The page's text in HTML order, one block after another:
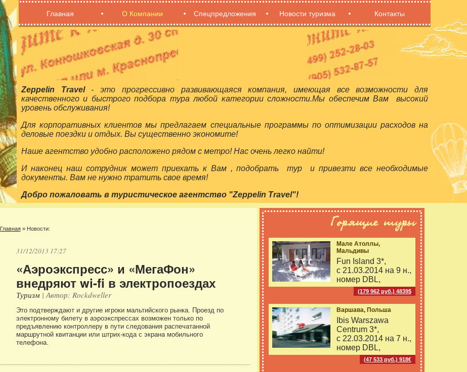
Главная О Компании Спецпредложения Новости туризма Контакты
Zeppelin Travel- это прогрессивно развивающаяся компания, имеющая все возможности для
качественного и быстрого подбора тура любой категории сложности.Мы обеспечим Вам высокий
уровень обслуживания!
Для корпоративных клиентов мы предлагаем специальные программы по оптимизации расходов на
деловые поездки и отдых. Вы существенно экономите!
Наше агентство удобно расположено рядом с метро! Нас очень легко найти!
И наконец наш сотрудник может приехать к Вам , подобрать тур и привезти все необходимые
документы. Вам не нужно тратить свое время!
Добро пожаловать в туристическое агентство "Zeppelin Travel"!
Главная» Новости:
31/12/2013 17:27
«Аэроэкспресс» и «МегаФон»
внедряют wi-fi в электропоездах
Туризм | Автор: Rockdweller
Это подтверждают и другие игроки мальтийского рынка. Проезд по
электронному билету в аэроэкспрессах возможен только по
предъявлению контроллеру в пути следования распечатанной
маршрутной квитанции или штрих-кода с экрана мобильного
телефона.
Мале Атоллы,
Мальдивы
Fun Island 3*,
с 21.03.2014 на 9 н.,
номер DBL,
(179 962 руб.) 4839$
Варшава, Польша
Ibis Warszawa
Centrum 3*,
с 22.03.2014 на 7 н.,
номер DBL,
(47 533 руб.) 918€